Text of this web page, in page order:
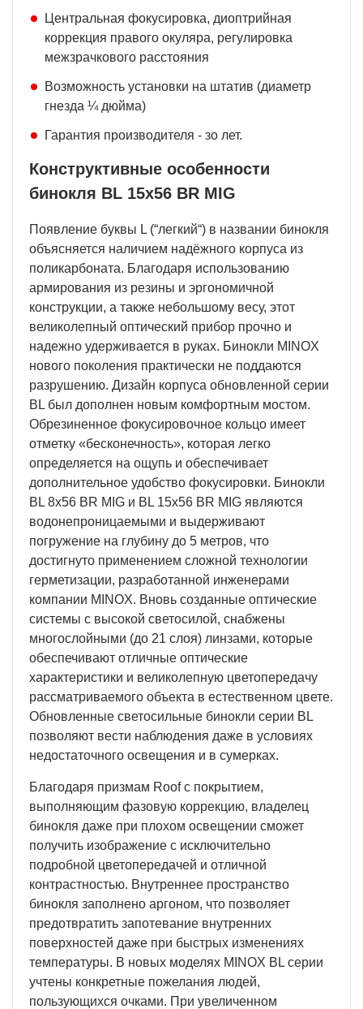
Центральная фокусировка, диоптрийная
коррекция правого окуляра, регулировка
межзрачкового расстояния
Возможность установки на штатив (диаметр
гнезда ¼ дюйма)
Гарантия производителя - зо лет.
Конструктивные особенности
бинокля BL 15x56 BR MIG
Появление буквы L (“легкий“) в названии бинокля
объясняется наличием надёжного корпуса из
поликарбоната. Благодаря использованию
армирования из резины и эргономичной
конструкции, а также небольшому весу, этот
великолепный оптический прибор прочно и
надежно удерживается в руках. Бинокли MINOX
нового поколения практически не поддаются
разрушению. Дизайн корпуса обновленной серии
BL был дополнен новым комфортным мостом.
Обрезиненное фокусировочное кольцо имеет
отметку «бесконечность», которая легко
определяется на ощупь и обеспечивает
дополнительное удобство фокусировки. Бинокли
BL 8x56 BR MIG и BL 15x56 BR MIG являются
водонепроницаемыми и выдерживают
погружение на глубину до 5 метров, что
достигнуто применением сложной технологии
герметизации, разработанной инженерами
компании MINOX. Вновь созданные оптические
системы с высокой светосилой, снабжены
многослойными (до 21 слоя) линзами, которые
обеспечивают отличные оптические
характеристики и великолепную цветопередачу
рассматриваемого объекта в естественном цвете.
Обновленные светосильные бинокли серии BL
позволяют вести наблюдения даже в условиях
недостаточного освещения и в сумерках.
Благодаря призмам Roof с покрытием,
выполняющим фазовую коррекцию, владелец
бинокля даже при плохом освещении сможет
получить изображение с исключительно
подробной цветопередачей и отличной
контрастностью. Внутреннее пространство
бинокля заполнено аргоном, что позволяет
предотвратить запотевание внутренних
поверхностей даже при быстрых изменениях
температуры. В новых моделях MINOX BL серии
учтены конкретные пожелания людей,
пользующихся очками. При увеличенном